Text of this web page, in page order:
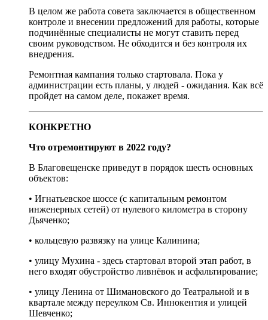
В целом же работа совета заключается в общественном
контроле и внесении предложений для работы, которые
подчинённые специалисты не могут ставить перед
своим руководством. Не обходится и без контроля их
внедрения.
Ремонтная кампания только стартовала. Пока у
администрации есть планы, у людей - ожидания. Как всё
пройдет на самом деле, покажет время.
КОНКРЕТНО
Что отремонтируют в 2022 году?
В Благовещенске приведут в порядок шесть основных
объектов:
• Игнатьевское шоссе (с капитальным ремонтом
инженерных сетей) от нулевого километра в сторону
Дьяченко;
• кольцевую развязку на улице Калинина;
• улицу Мухина - здесь стартовал второй этап работ, в
него входят обустройство ливнёвок и асфальтирование;
• улицу Ленина от Шимановского до Театральной и в
квартале между переулком Св. Иннокентия и улицей
Шевченко;